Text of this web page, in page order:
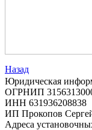
Назад
Юридическая
ОГРНИП
ИНН 631936208838
ИП Прокопов
Адреса